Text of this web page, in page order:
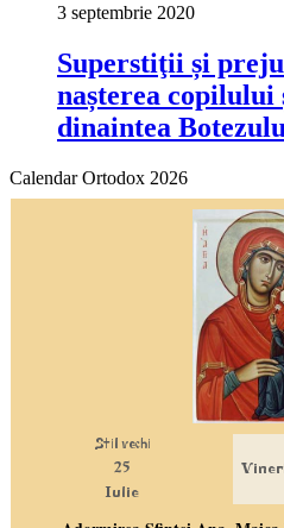
3 septembrie 2020
Superstiţii și
nașterea copilului
dinaintea
Calendar Ortodox 2026